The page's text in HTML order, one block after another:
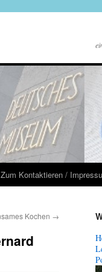
Zum Kontaktieren /
Kochen →